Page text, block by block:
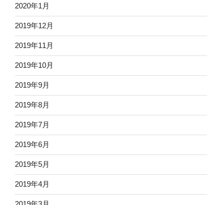
2020年1月
2019年12月
2019年11月
2019年10月
2019年9月
2019年8月
2019年7月
2019年6月
2019年5月
2019年4月